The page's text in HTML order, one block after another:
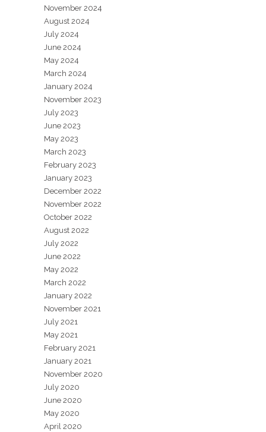
November 2024
August 2024
July 2024
June 2024
May 2024
March 2024
January 2024
November 2023
July 2023
June 2023
May 2023
March 2023
February 2023
January 2023
December 2022
November 2022
October 2022
August 2022
July 2022
June 2022
May 2022
March 2022
January 2022
November 2021
July 2021
May 2021
February 2021
January 2021
November 2020
July 2020
June 2020
May 2020
April 2020